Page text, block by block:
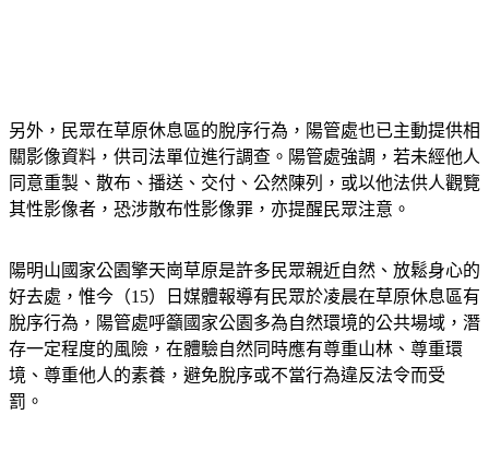
關影像資料，供司法單位進行調查。陽管處強調，若未經他人
同意重製、散布、播送、交付、公然陳列，或以他法供人觀覽
其性影像者，恐涉散布性影像罪，亦提醒民眾注意。
好去處，惟今（15）日媒體報導有民眾於凌晨在草原休息區有
脫序行為，陽管處呼籲國家公園多為自然環境的公共場域，潛
存一定程度的風險，在體驗自然同時應有尊重山林、尊重環
境、尊重他人的素養，避免脫序或不當行為違反法令而受
罰。